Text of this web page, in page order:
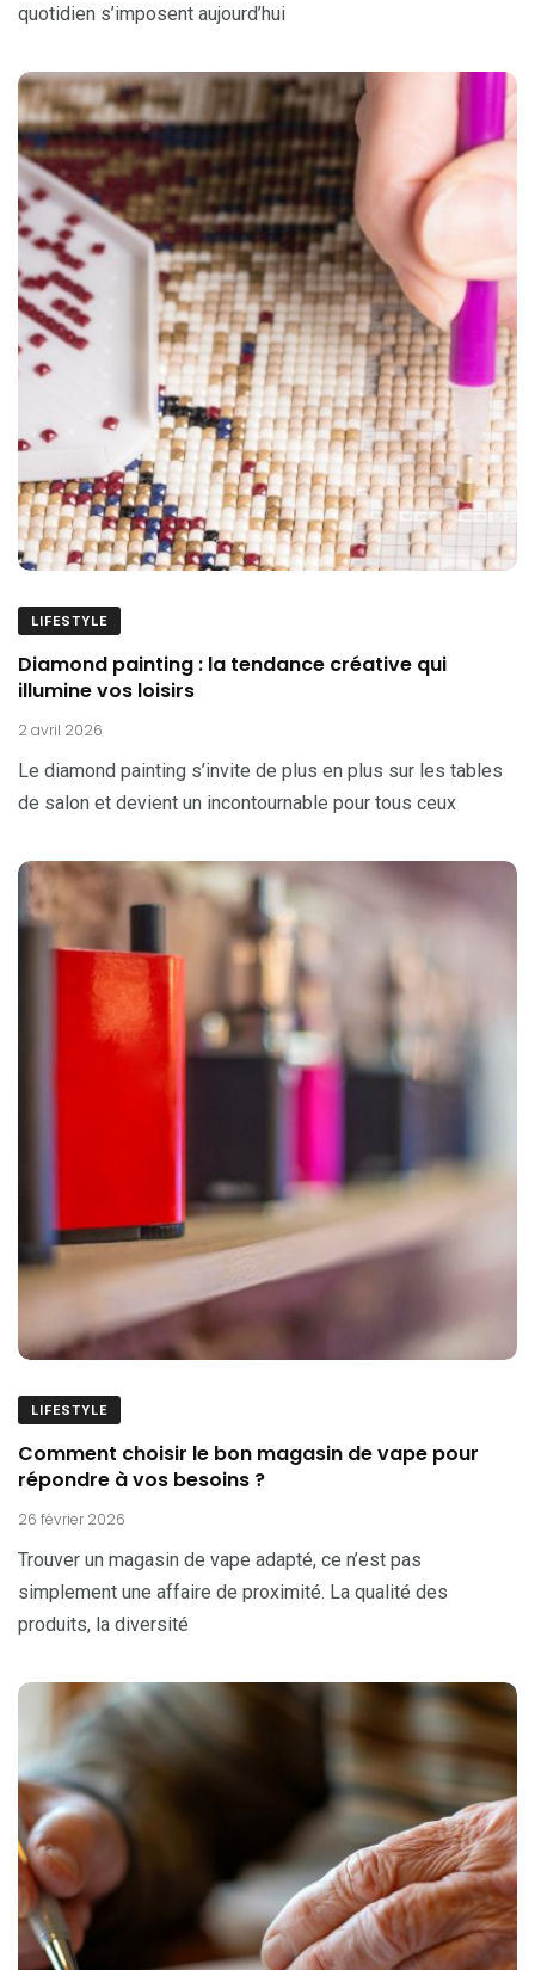
quotidien s’imposent aujourd’hui
LIFESTYLE
Diamond painting : la tendance créative qui
illumine vos loisirs
2 avril 2026
Le diamond painting s’invite de plus en plus sur les tables
de salon et devient un incontournable pour tous ceux
LIFESTYLE
Comment choisir le bon magasin de vape pour
répondre à vos besoins ?
26 février 2026
Trouver un magasin de vape adapté, ce n’est pas
simplement une affaire de proximité. La qualité des
produits, la diversité